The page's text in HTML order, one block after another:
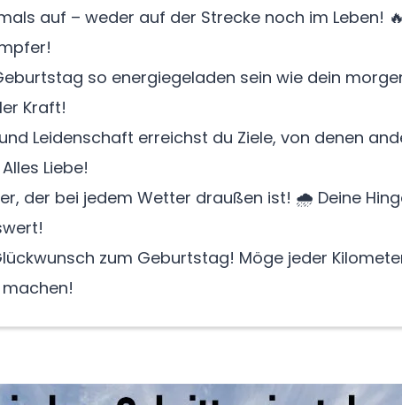
auf – weder auf der Strecke noch im Leben!
so energiegeladen sein wie dein
Kraft!
Leidenschaft erreichst du Ziele, von denen
Liebe!
der bei jedem Wetter draußen ist! 🌧️ Deine
zum Geburtstag! Möge jeder